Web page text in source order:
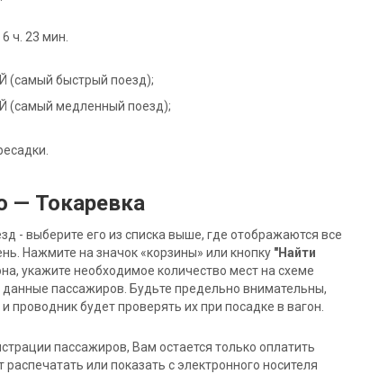
ч. 23 мин.
(самый быстрый поезд);
(самый медленный поезд);
— Токаревка
- выберите его из списка выше, где отображаются все
Нажмите на значок «корзины» или кнопку "Найти
укажите необходимое количество мест на схеме
пассажиров. Будьте предельно внимательны,
будет проверять их при посадке в вагон.
пассажиров, Вам остается только оплатить
или показать с электронного носителя